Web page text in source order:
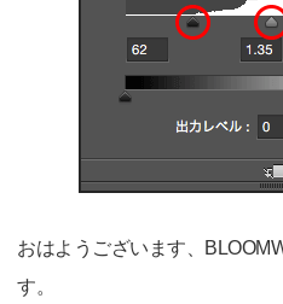
おはようございます、
す。